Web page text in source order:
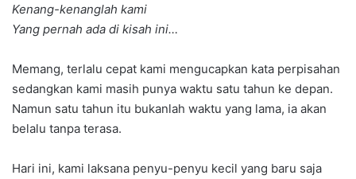
Kenang-kenanglah kami
Yang pernah ada di kisah ini…
Memang, terlalu cepat kami mengucapkan kata perpisahan
sedangkan kami masih punya waktu satu tahun ke depan.
Namun satu tahun itu bukanlah waktu yang lama, ia akan
belalu tanpa terasa.
Hari ini, kami laksana penyu-penyu kecil yang baru saja